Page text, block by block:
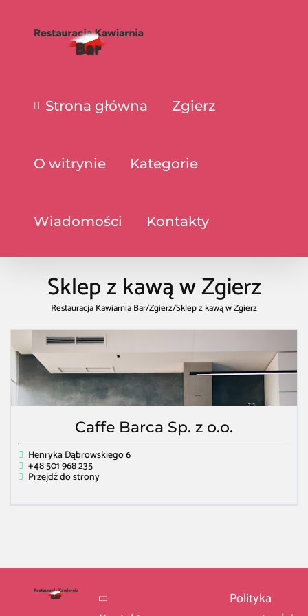
Strona główna Zgierz
O witrynie Kategorie
Wiadomości Kontakty
Sklep z kawą w Zgierz
Restauracja Kawiarnia Bar/Zgierz/Sklep z kawą w Zgierz
Caffe Barca Sp. z o.o.
Henryka Dąbrowskiego 6
+48 501 968 235
Przejdź do strony
Polityka